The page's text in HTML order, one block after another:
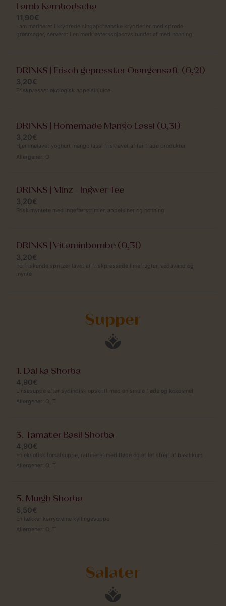
Lamb Kambodscha
11,90€
Lam marineret i krydrede singaporeanske krydderier med sprøde
grøntsager, serveret i en mørk østerssojasovs rundet af med honning.
DRINKS | Frisch gepresster Orangensaft (0,2l)
3,20€
Friskpresset økologisk appelsinjuice
DRINKS | Homemade Mango Lassi (0,3l)
3,20€
Hjemmelavet yoghurt mango lassi frisklavet af fairtrade produkter
Allergener: O
DRINKS | Minz - Ingwer Tee
3,20€
Frisk myntete med ingefærstrimler, appelsiner og honning
DRINKS | Vitaminbombe (0,3l)
3,20€
Forfriskende spritzer lavet af friskpressede limefrugter, sodavand og
mynte
Supper
1. Dal ka Shorba
4,90€
Linsesuppe efter sydindisk opskrift med en smule fløde og kokosmel
Allergener: O, T
3. Tamater Basil Shorba
4,90€
En eksotisk tomatsuppe, raffineret med fløde og et let strejf af basilikum
Allergener: O, T
5. Murgh Shorba
5,50€
En lækker karrycreme kyllingesuppe
Allergener: O, T
Salater